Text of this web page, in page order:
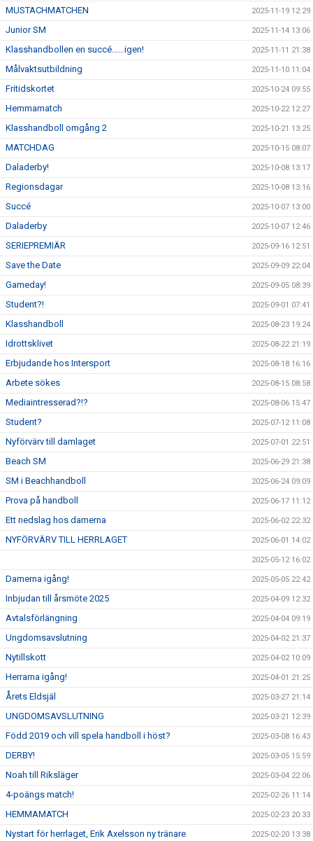
MUSTACHMATCHEN 2025-11-19 12:29
Junior SM 2025-11-14 13:06
Klasshandbollen en succé……igen! 2025-11-11 21:38
Målvaktsutbildning 2025-11-10 11:04
Fritidskortet 2025-10-24 09:55
Hemmamatch 2025-10-22 12:27
Klasshandboll omgång 2 2025-10-21 13:25
MATCHDAG 2025-10-15 08:07
Daladerby! 2025-10-08 13:17
Regionsdagar 2025-10-08 13:16
Succé 2025-10-07 13:00
Daladerby 2025-10-07 12:46
SERIEPREMIÄR 2025-09-16 12:51
Save the Date 2025-09-09 22:04
Gameday! 2025-09-05 08:39
Student?! 2025-09-01 07:41
Klasshandboll 2025-08-23 19:24
Idrottsklivet 2025-08-22 21:19
Erbjudande hos Intersport 2025-08-18 16:16
Arbete sökes 2025-08-15 08:58
Mediaintresserad?!? 2025-08-06 15:47
Student? 2025-07-12 11:08
Nyförvärv till damlaget 2025-07-01 22:51
Beach SM 2025-06-29 21:38
SM i Beachhandboll 2025-06-24 09:09
Prova på handboll 2025-06-17 11:12
Ett nedslag hos damerna 2025-06-02 22:32
NYFÖRVÄRV TILL HERRLAGET 2025-06-01 14:02
2025-05-12 16:02
Damerna igång! 2025-05-05 22:42
Inbjudan till årsmöte 2025 2025-04-09 12:32
Avtalsförlängning 2025-04-04 09:19
Ungdomsavslutning 2025-04-02 21:37
Nytillskott 2025-04-02 10:09
Herrarna igång! 2025-04-01 21:25
Årets Eldsjäl 2025-03-27 21:14
UNGDOMSAVSLUTNING 2025-03-21 12:39
Född 2019 och vill spela handboll i höst? 2025-03-08 16:43
DERBY! 2025-03-05 15:59
Noah till Riksläger 2025-03-04 22:06
4-poängs match! 2025-02-26 11:14
HEMMAMATCH 2025-02-23 20:33
Nystart för herrlaget, Erik Axelsson ny tränare 2025-02-20 13:38